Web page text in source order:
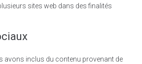
sites web dans des finalités
avons inclus du contenu provenant de